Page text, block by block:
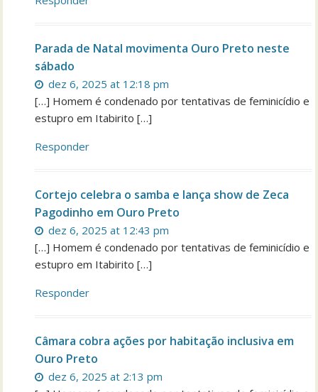
Parada de Natal movimenta Ouro Preto neste
sábado
dez 6, 2025 at 12:18 pm
[…] Homem é condenado por tentativas de feminicídio e
estupro em Itabirito […]
Responder
Cortejo celebra o samba e lança show de Zeca
Pagodinho em Ouro Preto
dez 6, 2025 at 12:43 pm
[…] Homem é condenado por tentativas de feminicídio e
estupro em Itabirito […]
Responder
Câmara cobra ações por habitação inclusiva em
Ouro Preto
dez 6, 2025 at 2:13 pm